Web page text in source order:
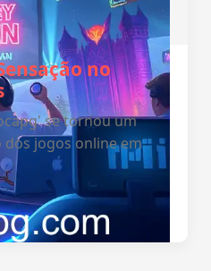
no
se tornou um
jogos online em